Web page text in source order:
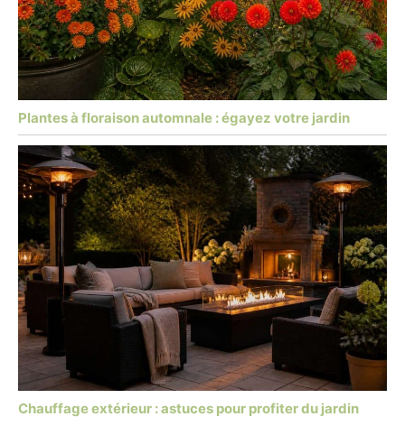
Plantes à floraison automnale : égayez votre jardin
Chauffage extérieur : astuces pour profiter du jardin